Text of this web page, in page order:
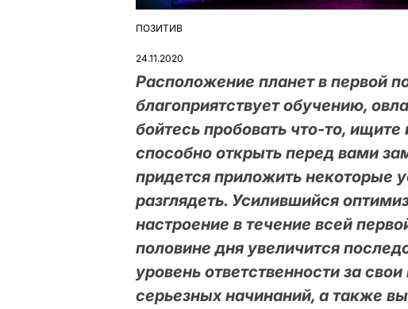
ОПУБЛІКУВАТИ
ПОЗИТИВ
24.11.2020
Расположение планет в первой
благоприятствует обучению,
бойтесь пробовать что-то,
способно открыть перед вами
придется приложить некоторые
разглядеть. Усилившийся
настроение в течение всей
половине дня увеличится
уровень ответственности за
серьезных начинаний, а также